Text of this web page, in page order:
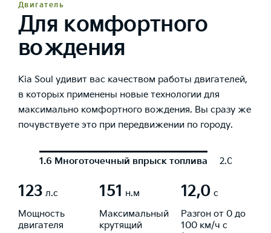
Двигатель
Для комфортного
вождения
Kia Soul удивит вас качеством работы двигателей,
в которых применены новые технологии для
максимально комфортного вождения. Вы сразу же
почувствуете это при передвижении по городу.
1.6 Многоточечный впрыск топлива 2.0
123 л.с
Мощность
двигателя
151 н.м
Максимальный
крутящий
12,0 с
Разгон от 0 до
100 км/ч с